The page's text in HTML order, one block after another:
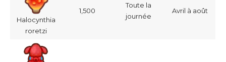
Halocynthia
roretzi
1,500
Toute la
journée
Avril à août